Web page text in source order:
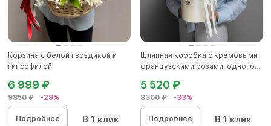
Корзина с белой гвоздикой и
гипсофилой
9850 ₽ -29%
6 999 ₽
Подробнее В 1 клик
Шляпная коробка с кремовыми
французскими розами, одного...
8300 ₽ -33%
5 520 ₽
Подробнее В 1 клик